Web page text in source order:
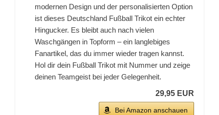
modernen Design und der personalisierten Option
ist dieses Deutschland Fußball Trikot ein echter
Hingucker. Es bleibt auch nach vielen
Waschgängen in Topform – ein langlebiges
Fanartikel, das du immer wieder tragen kannst.
Hol dir dein Fußball Trikot mit Nummer und zeige
deinen Teamgeist bei jeder Gelegenheit.
29,95 EUR
Bei Amazon anschauen